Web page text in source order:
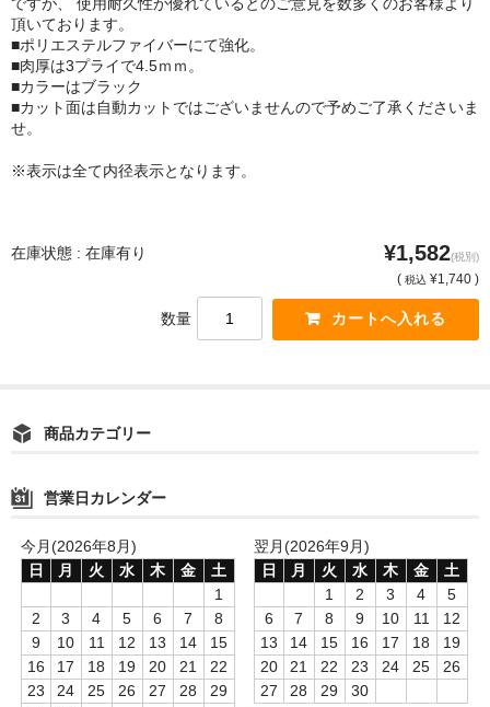
ですが、 使用耐久性が優れているとのご意見を数多くのお客様より
頂いております。
■ポリエステルファイバーにて強化。
■肉厚は3プライで4.5ｍｍ。
■カラーはブラック
■カット面は自動カットではございませんので予めご了承くださいま
せ。
※表示は全て内径表示となります。
在庫状態 : 在庫有り ¥1,582(税別)
( 税込 ¥1,740 )
数量
商品カテゴリー
営業日カレンダー
今月(2026年8月)
日
月 火 水 木 金
土
1
2
3 4 5 6 7
8
9
10 11 12 13 14
15
16
17 18 19 20 21
22
23
24 25 26 27 28
29
翌月(2026年9月)
日
月 火 水 木 金
土
1
2 3 4
5
6
7 8 9 10 11
12
13
14 15 16 17 18
19
20
21 22 23 24 25
26
27
28 29
30